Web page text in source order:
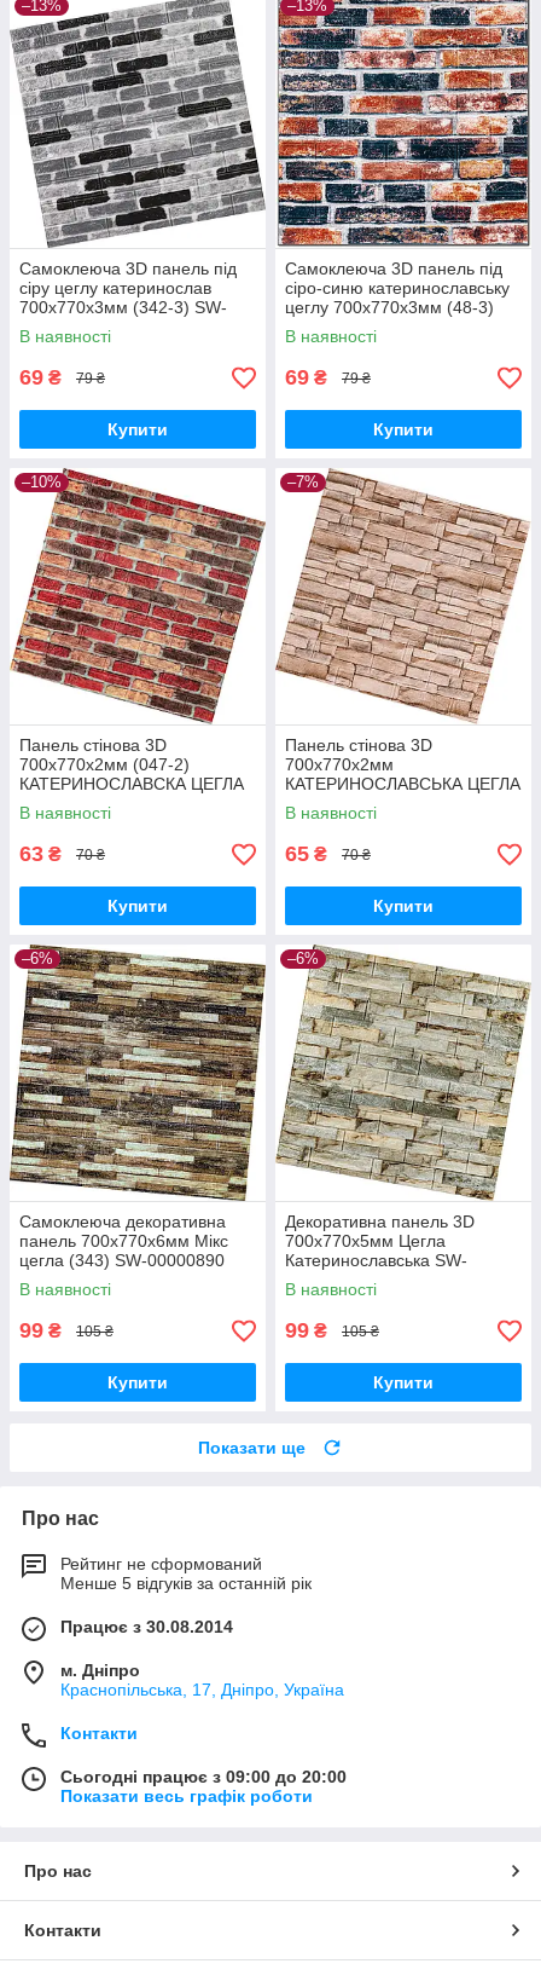
–13%
Самоклеюча 3D панель під
сіру цеглу катеринослав
700х770х3мм (342-3) SW-
00001147
В наявності
69 ₴ 79 ₴
Купити
–13%
Самоклеюча 3D панель під
сіро-синю катеринославську
цеглу 700х770х3мм (48-3)
SW-00001165
В наявності
69 ₴ 79 ₴
Купити
–10%
Панель стінова 3D
700х770х2мм (047-2)
КАТЕРИНОСЛАВСКА ЦЕГЛА
(D) SW-00001916
В наявності
63 ₴ 70 ₴
Купити
–7%
Панель стінова 3D
700х770х2мм
КАТЕРИНОСЛАВСЬКА ЦЕГЛА
(D) SW-00001913
В наявності
65 ₴ 70 ₴
Купити
–6%
Самоклеюча декоративна
панель 700x770x6мм Мікс
цегла (343) SW-00000890
В наявності
99 ₴ 105 ₴
Купити
–6%
Декоративна панель 3D
700х770х5мм Цегла
Катеринославська SW-
00003309
В наявності
99 ₴ 105 ₴
Купити
Показати ще
Про нас
Рейтинг не сформований
Менше 5 відгуків за останній рік
Працює з 30.08.2014
м. Дніпро
Краснопільська, 17, Дніпро, Україна
Контакти
Сьогодні працює з 09:00 до 20:00
Показати весь графік роботи
Про нас
Контакти